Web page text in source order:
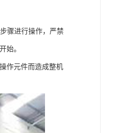
骤进行操作，严禁
始。
作元件而造成整机